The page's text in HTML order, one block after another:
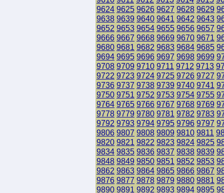
9624 9625 9626 9627 9628 9629
9638 9639 9640 9641 9642 9643
9652 9653 9654 9655 9656 9657
9666 9667 9668 9669 9670 9671
9680 9681 9682 9683 9684 9685
9694 9695 9696 9697 9698 9699
9708 9709 9710 9711 9712 9713
9722 9723 9724 9725 9726 9727
9736 9737 9738 9739 9740 9741
9750 9751 9752 9753 9754 9755
9764 9765 9766 9767 9768 9769
9778 9779 9780 9781 9782 9783
9792 9793 9794 9795 9796 9797
9806 9807 9808 9809 9810 9811
9820 9821 9822 9823 9824 9825
9834 9835 9836 9837 9838 9839
9848 9849 9850 9851 9852 9853
9862 9863 9864 9865 9866 9867
9876 9877 9878 9879 9880 9881
9890 9891 9892 9893 9894 9895